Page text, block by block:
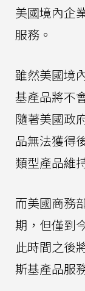
美國境內企
服務。
雖然美國境
基產品將不
隨著美國政
品無法獲得
類型產品維
而美國商務
期，但僅到
此時間之後
斯基產品服